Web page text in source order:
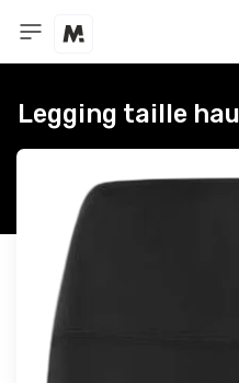
Legging taille